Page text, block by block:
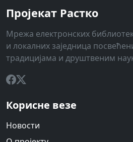
Пројекат Растко
Мрежа електронских
и локалних заједница
традицијама и друштвеним
Корисне везе
Новости